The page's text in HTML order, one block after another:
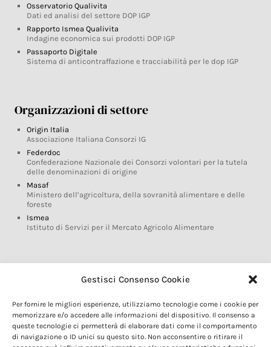
Gestisci Consenso Cookie
Per fornire le migliori esperienze, utilizziamo tecnologie come i cookie per
memorizzare e/o accedere alle informazioni del dispositivo. Il consenso a
queste tecnologie ci permetterà di elaborare dati come il comportamento
di navigazione o ID unici su questo sito. Non acconsentire o ritirare il
Osservatorio Qualivita
Dati ed analisi del settore DOP IGP
Rapporto Ismea Qualivita
Indagine economica sui prodotti DOP IGP
Passaporto Digitale
Sistema di anticontraffazione e tracciabilità per le dop IGP
Organizzazioni di settore
Origin Italia
Associazione Italiana Consorzi IG
Federdoc
Confederazione Nazionale dei Consorzi volontari per la tutela
delle denominazioni di origine
Masaf
Ministero dell’agricoltura, della sovranità alimentare e delle
foreste
Ismea
Istituto di Servizi per il Mercato Agricolo Alimentare
Glossario DOP IGP
Marchi DOP IGP
Normativa prodotti DOP IGP
Consorzi di Tutela